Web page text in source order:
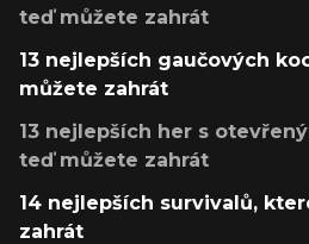
teď můžete zahrát
13 nejlepších gaučových
můžete zahrát
13 nejlepších her s
teď můžete zahrát
14 nejlepších survivalů,
zahrát